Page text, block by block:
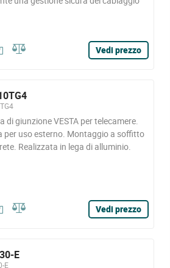
Vedi prezzo
di giunzione VESTA per telecamere.
per uso esterno. Montaggio a soffitto
Realizzata in lega di alluminio.
Vedi prezzo
E
E